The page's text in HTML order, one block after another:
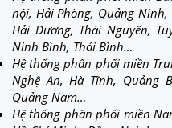
nội, Hải Phòng, Quảng
Hải Dương, Thái Nguyên,
Ninh Bình, Thái Bình…
Hệ thống phân phối miền
Nghệ An, Hà Tĩnh, Quảng
Quảng Nam…
Hệ thống phân phối miền